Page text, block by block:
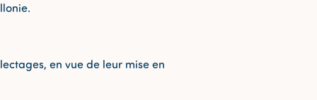
en vue de leur mise en